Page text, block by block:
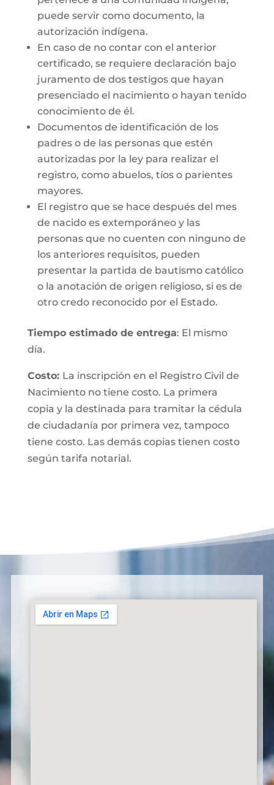
puede servir como documento, la
autorización indígena.
En caso de no contar con el anterior
certificado, se requiere declaración bajo
juramento de dos testigos que hayan
presenciado el nacimiento o hayan tenido
conocimiento de él.
Documentos de identificación de los
padres o de las personas que estén
autorizadas por la ley para realizar el
registro, como abuelos, tíos o parientes
mayores.
El registro que se hace después del mes
de nacido es extemporáneo y las
personas que no cuenten con ninguno de
los anteriores requisitos, pueden
presentar la partida de bautismo católico
o la anotación de origen religioso, si es de
otro credo reconocido por el Estado.
Tiempo estimado de entrega: El mismo
día.
Costo: La inscripción en el Registro Civil de
Nacimiento no tiene costo. La primera
copia y la destinada para tramitar la cédula
de ciudadanía por primera vez, tampoco
tiene costo. Las demás copias tienen costo
según tarifa notarial.